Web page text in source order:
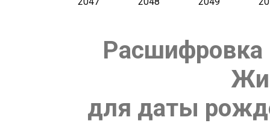
Расшифровка
для даты